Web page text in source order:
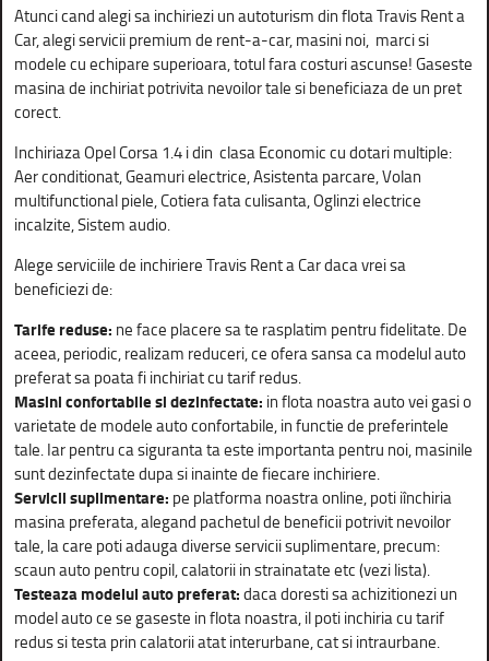
Atunci cand alegi sa inchiriezi un autoturism din flota Travis Rent a
Car, alegi servicii premium de rent-a-car, masini noi, marci si
modele cu echipare superioara, totul fara costuri ascunse! Gaseste
masina de inchiriat potrivita nevoilor tale si beneficiaza de un pret
corect.
Inchiriaza Opel Corsa 1.4 i din clasa Economic cu dotari multiple:
Aer conditionat, Geamuri electrice, Asistenta parcare, Volan
multifunctional piele, Cotiera fata culisanta, Oglinzi electrice
incalzite, Sistem audio.
Alege serviciile de inchiriere Travis Rent a Car daca vrei sa
beneficiezi de:
Tarife reduse: ne face placere sa te rasplatim pentru fidelitate. De
aceea, periodic, realizam reduceri, ce ofera sansa ca modelul auto
preferat sa poata fi inchiriat cu tarif redus.
Masini confortabile si dezinfectate: in flota noastra auto vei gasi o
varietate de modele auto confortabile, in functie de preferintele
tale. Iar pentru ca siguranta ta este importanta pentru noi, masinile
sunt dezinfectate dupa si inainte de fiecare inchiriere.
Servicii suplimentare: pe platforma noastra online, poti iînchiria
masina preferata, alegand pachetul de beneficii potrivit nevoilor
tale, la care poti adauga diverse servicii suplimentare, precum:
scaun auto pentru copil, calatorii in strainatate etc (vezi lista).
Testeaza modelul auto preferat:daca doresti sa achizitionezi un
model auto ce se gaseste in flota noastra, il poti inchiria cu tarif
redus si testa prin calatorii atat interurbane, cat si intraurbane.